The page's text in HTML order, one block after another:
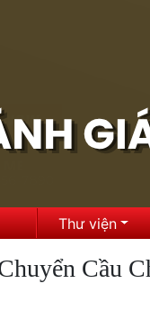
Thư viện
Cầu